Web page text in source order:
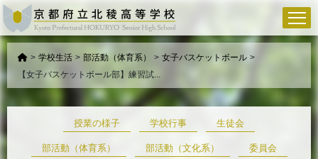
> 学校生活 > 部活動（体育系） > 女子バスケットボール >
【女子バスケットボール部】練習試...
授業の様子 学校行事 生徒会
部活動（体育系） 部活動（文化系） 委員会